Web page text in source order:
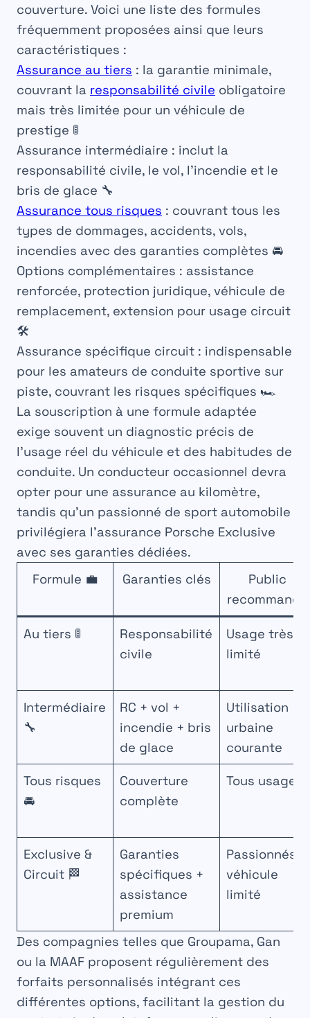
couverture. Voici une liste des formules
fréquemment proposées ainsi que leurs
caractéristiques :
Assurance au tiers : la garantie minimale,
couvrant la responsabilité civile obligatoire
mais très limitée pour un véhicule de
prestige 🚦
Assurance intermédiaire : inclut la
responsabilité civile, le vol, l’incendie et le
bris de glace 🔧
Assurance tous risques : couvrant tous les
types de dommages, accidents, vols,
incendies avec des garanties complètes 🚘
Options complémentaires : assistance
renforcée, protection juridique, véhicule de
remplacement, extension pour usage circuit
🛠️
Assurance spécifique circuit : indispensable
pour les amateurs de conduite sportive sur
piste, couvrant les risques spécifiques 🏎️
La souscription à une formule adaptée
exige souvent un diagnostic précis de
l’usage réel du véhicule et des habitudes de
conduite. Un conducteur occasionnel devra
opter pour une assurance au kilomètre,
tandis qu’un passionné de sport automobile
privilégiera l’assurance Porsche Exclusive
avec ses garanties dédiées.
Formule 💼
Garanties clés
Public
recommandé
Au tiers 🚦
Responsabilité
civile
Usage très
limité
Intermédiaire
🔧
RC + vol +
incendie + bris
de glace
Utilisation
urbaine
courante
Tous risques
🚘
Couverture
complète
Tous usages
Exclusive &
Circuit 🏁
Garanties
spécifiques +
assistance
premium
Passionnés,
véhicule
limité
Des compagnies telles que Groupama, Gan
ou la MAAF proposent régulièrement des
forfaits personnalisés intégrant ces
différentes options, facilitant la gestion du